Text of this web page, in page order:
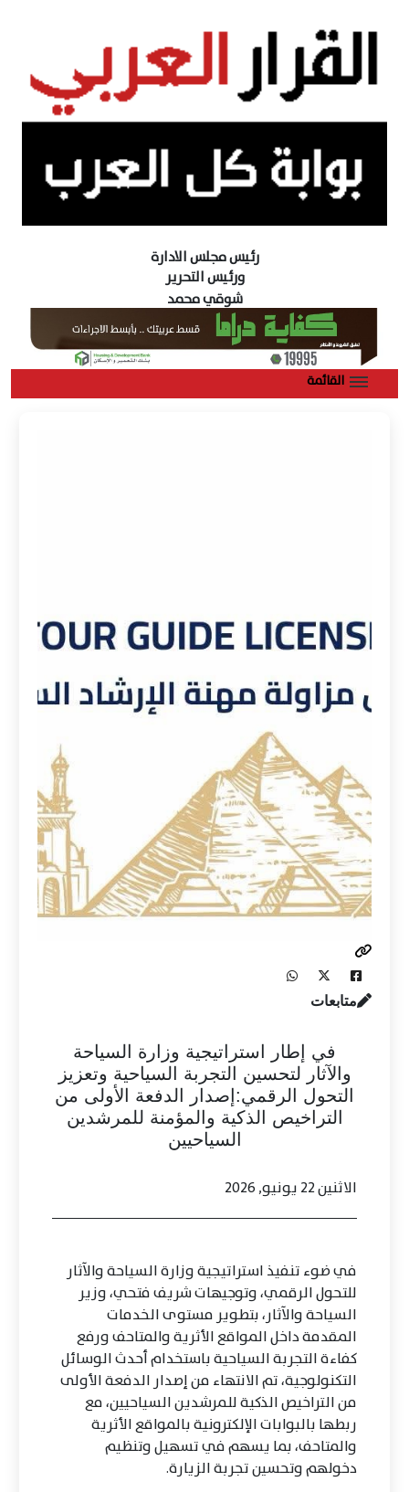
رئيس مجلس الادارة
ورئيس التحرير
شوقي محمد
القائمة
متابعات
في إطار استراتيجية وزارة السياحة
والآثار لتحسين التجربة السياحية وتعزيز
التحول الرقمي:إصدار الدفعة الأولى من
التراخيص الذكية والمؤمنة للمرشدين
السياحيين
الاثنين 22 يونيو, 2026
في ضوء تنفيذ استراتيجية وزارة السياحة والآثار
للتحول الرقمي، وتوجيهات شريف فتحي، وزير
السياحة والآثار، بتطوير مستوى الخدمات
المقدمة داخل المواقع الأثرية والمتاحف ورفع
كفاءة التجربة السياحية باستخدام أحدث الوسائل
التكنولوجية، تم الانتهاء من إصدار الدفعة الأولى
من التراخيص الذكية للمرشدين السياحيين، مع
ربطها بالبوابات الإلكترونية بالمواقع الأثرية
والمتاحف، بما يسهم في تسهيل وتنظيم
دخولهم وتحسين تجربة الزيارة.